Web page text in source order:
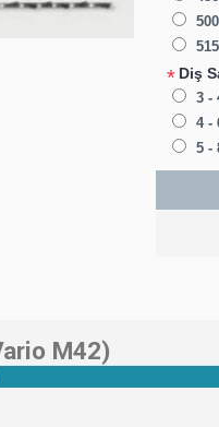
* Diş
3 -
4 -
5 -
M42)